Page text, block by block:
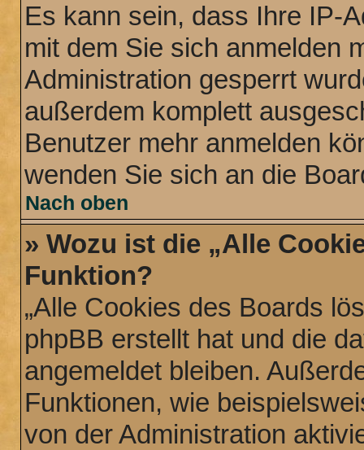
Es kann sein, dass Ihre IP-
mit dem Sie sich anmelden
Administration gesperrt
außerdem komplett
Benutzer mehr anmelden
wenden Sie sich an die
Nach oben
» Wozu ist die „Alle
Funktion?
„Alle Cookies des Boards
phpBB erstellt hat und die
angemeldet bleiben.
Funktionen, wie
von der Administration